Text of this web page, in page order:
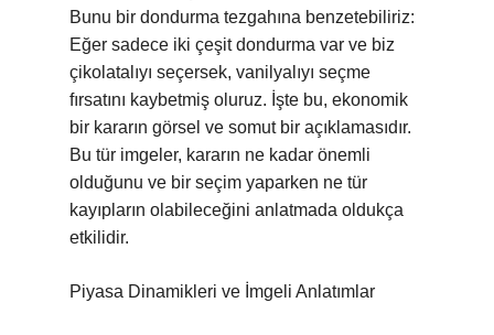
Bunu bir dondurma tezgahına benzetebiliriz:
Eğer sadece iki çeşit dondurma var ve biz
çikolatalıyı seçersek, vanilyalıyı seçme
fırsatını kaybetmiş oluruz. İşte bu, ekonomik
bir kararın görsel ve somut bir açıklamasıdır.
Bu tür imgeler, kararın ne kadar önemli
olduğunu ve bir seçim yaparken ne tür
kayıpların olabileceğini anlatmada oldukça
etkilidir.
Piyasa Dinamikleri ve İmgeli Anlatımlar